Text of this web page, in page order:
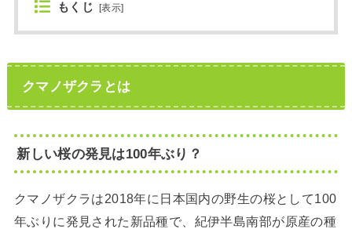
もくじ [表示]
クマノザクラとは
新しい桜の発見は100年ぶり？
クマノザクラは2018年に日本国内の野生の桜として100
年ぶりに発見された新品種で、紀伊半島南部が原産の種